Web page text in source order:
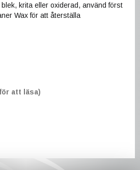
krita eller oxiderad, använd först
Wax för att återställa
att läsa)